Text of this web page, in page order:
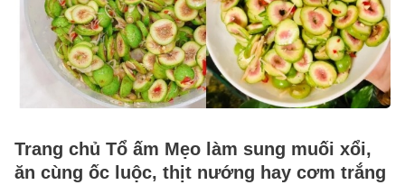
Trang chủ Tổ ấm Mẹo làm sung muối xổi,
ăn cùng ốc luộc, thịt nướng hay cơm trắng